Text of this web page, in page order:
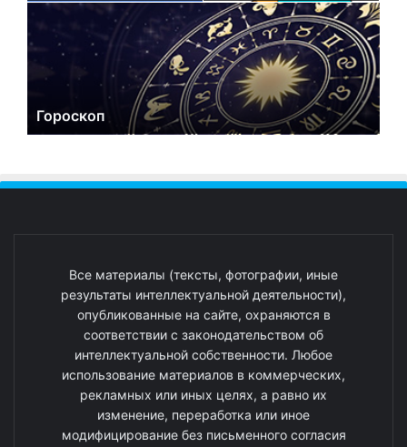
Гороскоп
Все материалы (тексты, фотографии, иные
результаты интеллектуальной деятельности),
опубликованные на сайте, охраняются в
соответствии с законодательством об
интеллектуальной собственности. Любое
использование материалов в коммерческих,
рекламных или иных целях, а равно их
изменение, переработка или иное
модифицирование без письменного согласия